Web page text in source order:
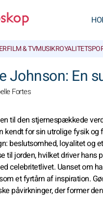
FILM & TVMUSIKROYALITET
Johnson: En
Fortes
til den stjernespækkede
kendt for sin utrolige fysik
beslutsomhed, loyalitet og
til jorden, hvilket driver
celebritetlivet. Uanset om
et fyrtårn af inspiration.
påvirkninger, der former